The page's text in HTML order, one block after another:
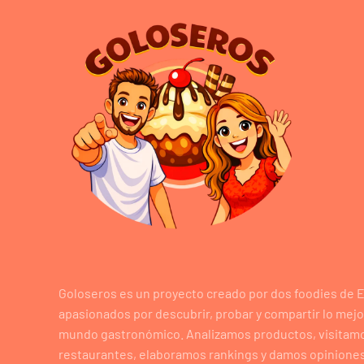
Goloseros es un proyecto creado por dos foodies de
apasionados por descubrir, probar y compartir lo
mundo gastronómico. Analizamos productos,
restaurantes, elaboramos rankings y damos